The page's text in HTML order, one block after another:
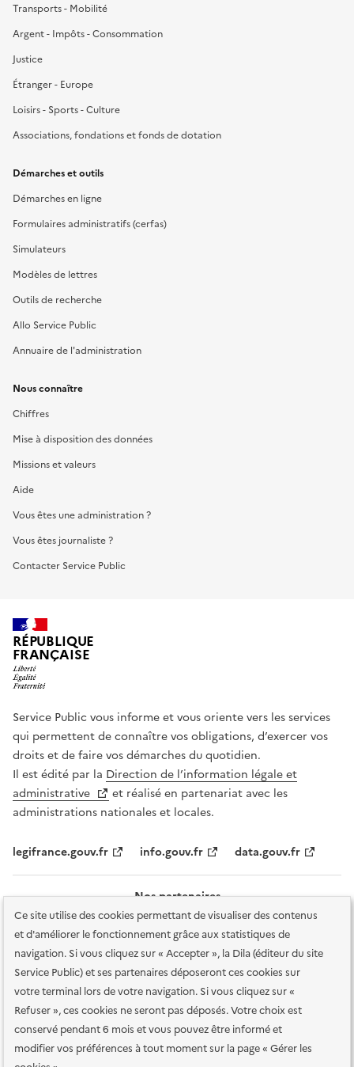
Ce site utilise des cookies permettant de visualiser des contenus
et d'améliorer le fonctionnement grâce aux statistiques de
navigation. Si vous cliquez sur « Accepter », la Dila (éditeur du site
Service Public) et ses partenaires déposeront ces cookies sur
votre terminal lors de votre navigation. Si vous cliquez sur «
Refuser », ces cookies ne seront pas déposés. Votre choix est
conservé pendant 6 mois et vous pouvez être informé et
modifier vos préférences à tout moment sur la page « Gérer les
Transports - Mobilité
Argent - Impôts - Consommation
Justice
Étranger - Europe
Loisirs - Sports - Culture
Associations, fondations et fonds de dotation
Démarches et outils
Démarches en ligne
Formulaires administratifs (cerfas)
Simulateurs
Modèles de lettres
Outils de recherche
Allo Service Public
Annuaire de l'administration
Nous connaître
Chiffres
Mise à disposition des données
Missions et valeurs
Aide
Vous êtes une administration ?
Vous êtes journaliste ?
Contacter Service Public
RÉPUBLIQUE
FRANÇAISE
Service Public vous informe et vous oriente vers les services
qui permettent de connaître vos obligations, d’exercer vos
droits et de faire vos démarches du quotidien.
Il est édité par la Direction de l’information légale et
administrative
et réalisé en partenariat avec les
administrations nationales et locales.
legifrance.gouv.fr info.gouv.fr data.gouv.fr
Nos partenaires
Plan du site Accessibilité : totalement conforme
Accessibilité des
services en ligne Mentions légales Données personnelles et sécurité
Conditions générales d'utilisation Gestion des cookies